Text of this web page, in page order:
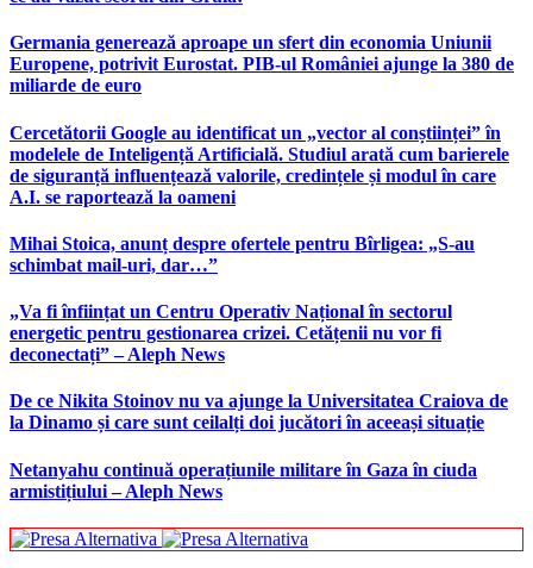
Germania generează aproape un sfert din economia Uniunii
Europene, potrivit Eurostat. PIB-ul României ajunge la 380 de
miliarde de euro
Cercetătorii Google au identificat un „vector al conștiinței” în
modelele de Inteligență Artificială. Studiul arată cum barierele
de siguranță influențează valorile, credințele și modul în care
A.I. se raportează la oameni
Mihai Stoica, anunț despre ofertele pentru Bîrligea: „S-au
schimbat mail-uri, dar…”
„Va fi înființat un Centru Operativ Național în sectorul
energetic pentru gestionarea crizei. Cetățenii nu vor fi
deconectați” – Aleph News
De ce Nikita Stoinov nu va ajunge la Universitatea Craiova de
la Dinamo și care sunt ceilalți doi jucători în aceeași situație
Netanyahu continuă operațiunile militare în Gaza în ciuda
armistițiului – Aleph News